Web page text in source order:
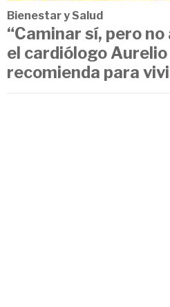
Bienestar y Salud
“Caminar sí, pero no
el cardiólogo Aurelio
recomienda para